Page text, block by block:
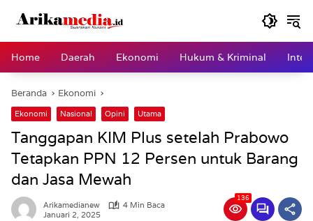
Home
Daerah Ekonomi Hukum & Kriminal
Beranda Ekonomi
Ekonomi Nasional Opini Utama
Tanggapan KIM Plus setelah Prabowo
Tetapkan PPN 12 Persen untuk Barang
dan Jasa Mewah
Arikamedianew
4 Min Baca
Januari 2, 2025
136